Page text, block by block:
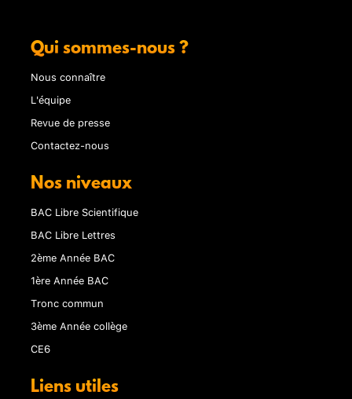
Qui sommes-nous ?
Nous connaître
L'équipe
Revue de presse
Contactez-nous
Nos niveaux
BAC Libre Scientifique
BAC Libre Lettres
2ème Année BAC
1ère Année BAC
Tronc commun
3ème Année collège
CE6
Liens utiles